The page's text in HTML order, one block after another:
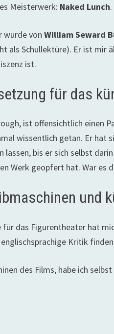
Meisterwerk: Naked Lunch.
wurde vonWilliam Seward
als Schullektüre). Er ist mir
ist.
für das
ist offensichtlich einen
wissentlich getan. Er hat
bis er sich selbst
Werk geopfert hat. War es
und
für das Figurentheater hat
Kritik
des Films, habe ich